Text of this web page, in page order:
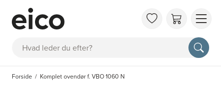
Søg
OM
FAQ
Forside Komplet ovendør f. VBO 1060 N